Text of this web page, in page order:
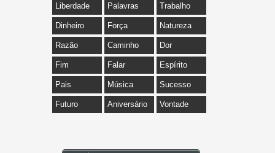
Liberdade Palavras Trabalho
Dinheiro Força Natureza
Razão Caminho Dor
Fim Falar Espírito
Pais Música Sucesso
Futuro Aniversário Vontade